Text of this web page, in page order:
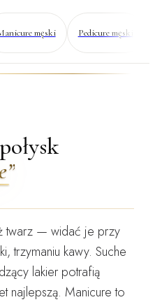
męski Pedicure męski
twarz — widać je przy
trzymaniu kawy. Suche
lakier potrafią
najlepszą. Manicure to